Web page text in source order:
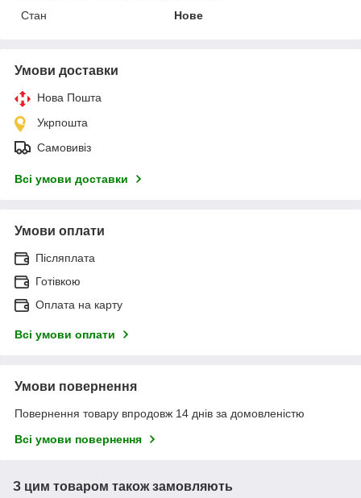
Стан
Нове
Умови доставки
Нова Пошта
Укрпошта
Самовивіз
Всі умови доставки
Умови оплати
Післяплата
Готівкою
Оплата на карту
Всі умови оплати
Умови повернення
Повернення товару впродовж 14 днів за домовленістю
Всі умови повернення
З цим товаром також замовляють